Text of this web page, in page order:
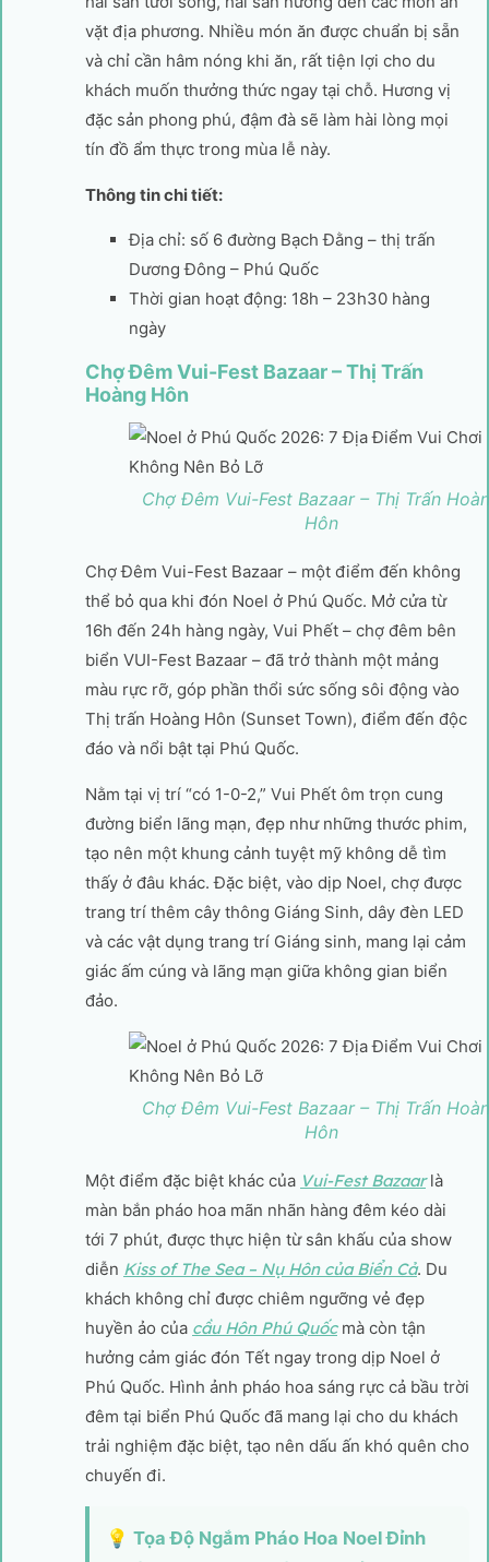
vặt địa phương. Nhiều món ăn được chuẩn bị sẵn
và chỉ cần hâm nóng khi ăn, rất tiện lợi cho du
khách muốn thưởng thức ngay tại chỗ. Hương vị
đặc sản phong phú, đậm đà sẽ làm hài lòng mọi
tín đồ ẩm thực trong mùa lễ này.
Thông tin chi tiết:
Địa chỉ: số 6 đường Bạch Đằng – thị trấn
Dương Đông – Phú Quốc
Thời gian hoạt động: 18h – 23h30 hàng
ngày
Chợ Đêm Vui-Fest Bazaar – Thị Trấn
Hoàng Hôn
Chợ Đêm Vui-Fest Bazaar – Thị Trấn
Hôn
Chợ Đêm Vui-Fest Bazaar – một điểm đến không
thể bỏ qua khi đón Noel ở Phú Quốc. Mở cửa từ
16h đến 24h hàng ngày, Vui Phết – chợ đêm bên
biển VUI-Fest Bazaar – đã trở thành một mảng
màu rực rỡ, góp phần thổi sức sống sôi động vào
Thị trấn Hoàng Hôn (Sunset Town), điểm đến độc
đáo và nổi bật tại Phú Quốc.
Nằm tại vị trí “có 1-0-2,” Vui Phết ôm trọn cung
đường biển lãng mạn, đẹp như những thước phim,
tạo nên một khung cảnh tuyệt mỹ không dễ tìm
thấy ở đâu khác. Đặc biệt, vào dịp Noel, chợ được
trang trí thêm cây thông Giáng Sinh, dây đèn LED
và các vật dụng trang trí Giáng sinh, mang lại cảm
giác ấm cúng và lãng mạn giữa không gian biển
đảo.
Chợ Đêm Vui-Fest Bazaar – Thị Trấn
Hôn
Một điểm đặc biệt khác của Vui-Fest Bazaarlà
màn bắn pháo hoa mãn nhãn hàng đêm kéo dài
tới 7 phút, được thực hiện từ sân khấu của show
diễn Kiss of The Sea – Nụ Hôn của Biển Cả. Du
khách không chỉ được chiêm ngưỡng vẻ đẹp
huyền ảo của cầu Hôn Phú Quốcmà còn tận
hưởng cảm giác đón Tết ngay trong dịp Noel ở
Phú Quốc. Hình ảnh pháo hoa sáng rực cả bầu trời
đêm tại biển Phú Quốc đã mang lại cho du khách
trải nghiệm đặc biệt, tạo nên dấu ấn khó quên cho
chuyến đi.
💡 Tọa Độ Ngắm Pháo Hoa Noel Đỉnh